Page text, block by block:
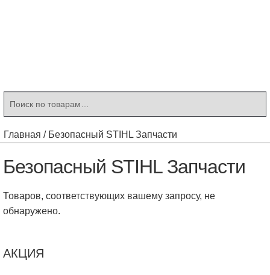
Главная / Безопасный STIHL Запчасти
Безопасный STIHL Запчасти
Товаров, соответствующих вашему запросу, не
обнаружено.
АКЦИЯ